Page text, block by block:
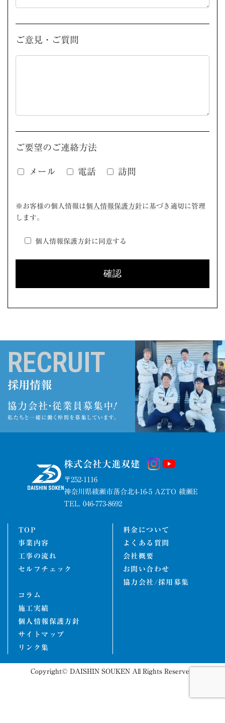
ご意見・ご質問
ご要望のご連絡方法
メール 電話 訪問
※お客様の個人情報は個人情報保護方針に基づき適切に管理
します。
個人情報保護方針に同意する
RECRUIT
採用情報
株式会社大進双建
〒252-1116
神奈川県綾瀬市落合北4-16-5 AZTO 綾瀬E
TEL. 046-773-8692
TOP
事業内容
工事の流れ
セルフチェック
料金について
よくある質問
会社概要
お問い合わせ
協力会社/採用募集
コラム
施工実績
個人情報保護方針
サイトマップ
リンク集
Copyright© DAISHIN SOUKEN All Rights Reserved.